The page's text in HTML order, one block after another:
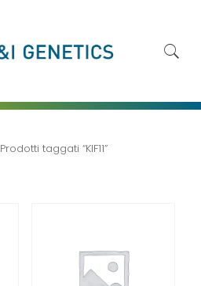
Prodotti taggati “KIF11”